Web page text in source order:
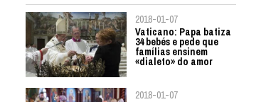
2018-01-07
Vaticano: Papa batiza
34 bebés e pede que
famílias ensinem
«dialeto» do amor
2018-01-07